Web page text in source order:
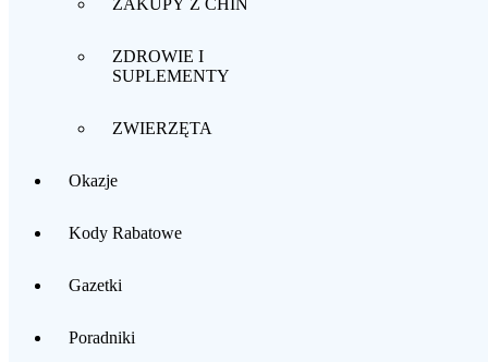
ZAKUPY Z CHIN
ZDROWIE I
SUPLEMENTY
ZWIERZĘTA
Okazje
Kody Rabatowe
Gazetki
Poradniki